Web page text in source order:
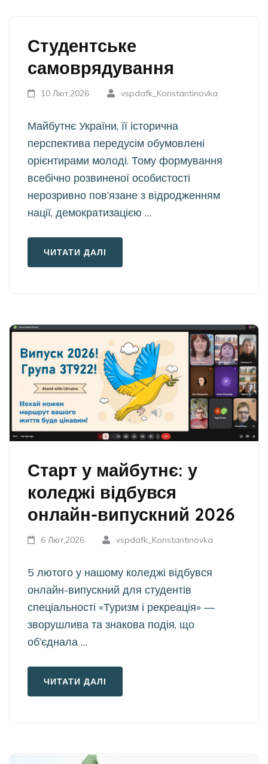
Студентське
самоврядування
10 Лют,2026 vspdafk_Konstantinovka
Майбутнє України, її історична
перспектива передусім обумовлені
орієнтирами молоді. Тому формування
всебічно розвиненої особистості
нерозривно пов’язане з відродженням
нації, демократизацією …
ЧИТАТИ ДАЛІ
Старт у майбутнє: у
коледжі відбувся
онлайн-випускний 2026
6 Лют,2026 vspdafk_Konstantinovka
5 лютого у нашому коледжі відбувся
онлайн-випускний для студентів
спеціальності «Туризм і рекреація» —
зворушлива та знакова подія, що
об’єднала …
ЧИТАТИ ДАЛІ